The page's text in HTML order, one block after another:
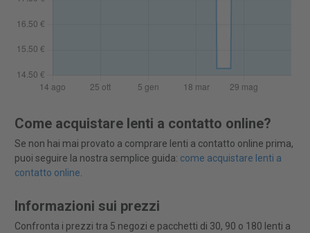
Come acquistare lenti a contatto online?
Se non hai mai provato a comprare lenti a contatto online prima,
puoi seguire la nostra semplice guida: come acquistare lenti a
contatto online.
Informazioni sui prezzi
Confronta i prezzi tra 5 negozi e pacchetti di 30, 90 o 180 lenti a